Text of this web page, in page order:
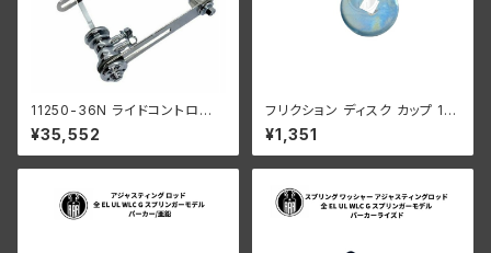
11250-36N ライドコントロー
ル コンプリート ハーレーダビッ
ドソン EL UL WLC G スプリン
ガー オールクローム
¥35,552
フリクション ディスク カップ 1個
ハーレーダビッドソン EL UL W
LC G 白メッキ
¥1,351